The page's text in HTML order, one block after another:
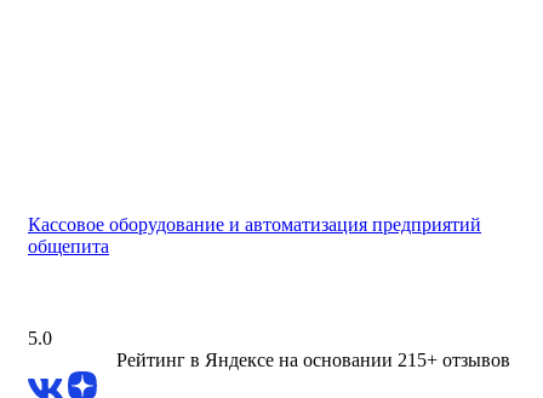
Кассовое оборудование и автоматизация предприятий
общепита
5.0
Рейтинг в Яндексе на основании 215+ отзывов